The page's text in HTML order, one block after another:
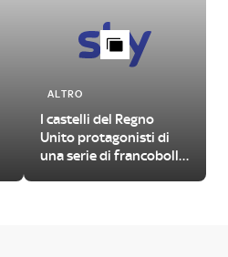
ALTRO
I castelli del Regno
Unito protagonisti di
una serie di francobolli